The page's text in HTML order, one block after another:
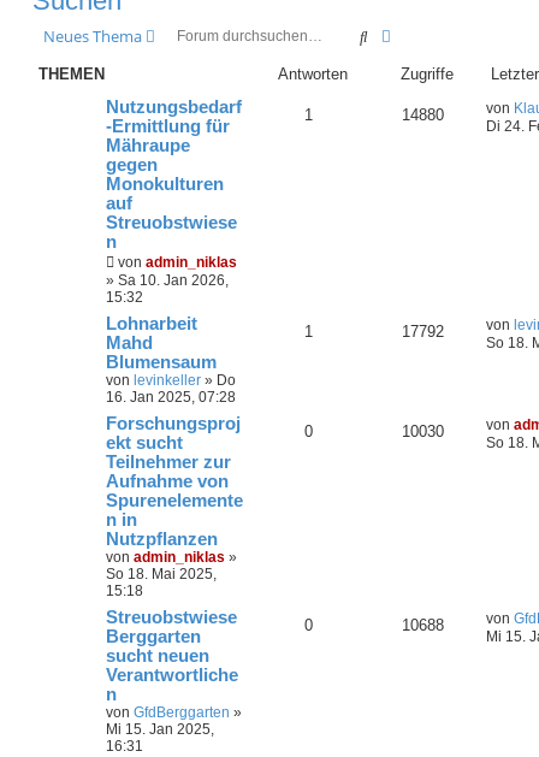
Neues Thema Suche
THEMEN Antworten Zugriffe
Nutzungsbedarf
-Ermittlung für
Mähraupe
gegen
Monokulturen
auf
Streuobstwiese
n
von admin_niklas
» Sa 10. Jan 2026,
15:32
1 14880 von
Di 24.
Lohnarbeit
Mahd
Blumensaum
von levinkeller » Do
16. Jan 2025, 07:28
1 17792 von
So 18.
Forschungsproj
ekt sucht
Teilnehmer zur
Aufnahme von
Spurenelemente
n in
Nutzpflanzen
von admin_niklas »
So 18. Mai 2025,
15:18
0 10030 von
So 18.
Streuobstwiese
Berggarten
sucht neuen
Verantwortliche
n
von GfdBerggarten »
Mi 15. Jan 2025,
16:31
0 10688 von
Mi 15.